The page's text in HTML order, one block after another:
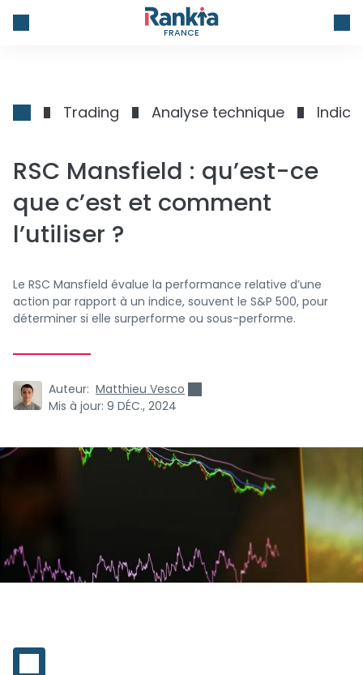
FRANCE
Trading Analyse technique
RSC Mansfield : qu’est-ce
que c’est et comment
l’utiliser ?
Le RSC Mansfield évalue la performance relative d’une
action par rapport à un indice, souvent le S&P 500, pour
déterminer si elle surperforme ou sous-performe.
Auteur: Matthieu Vesco
Mis à jour: 9 DÉC., 2024